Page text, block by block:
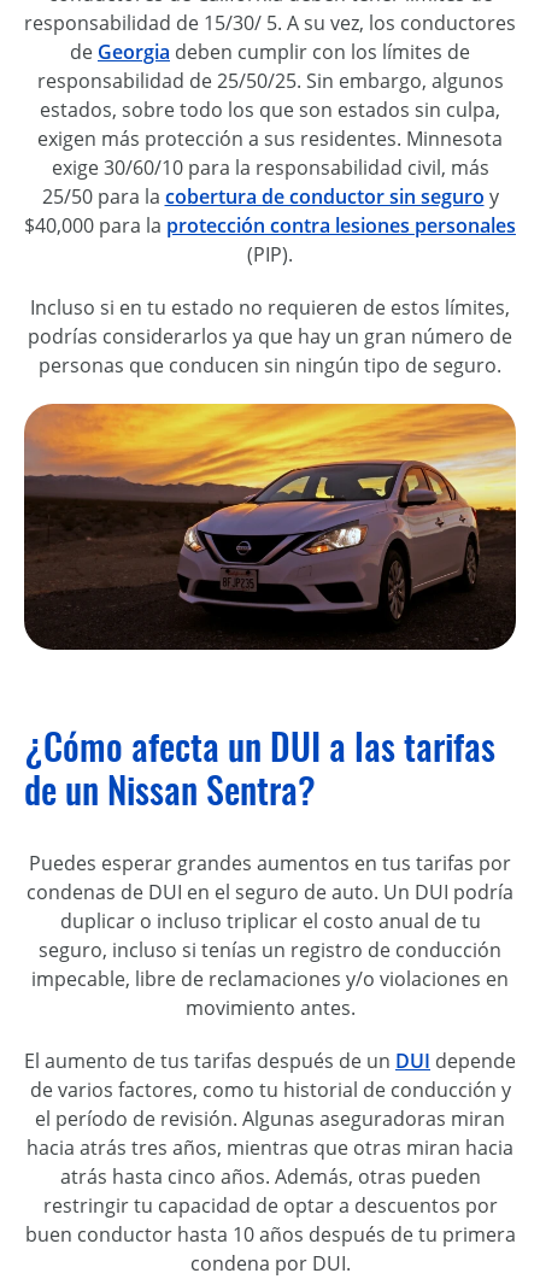
responsabilidad de 15/30/ 5. A su vez, los conductores
de Georgia deben cumplir con los límites de
responsabilidad de 25/50/25. Sin embargo, algunos
estados, sobre todo los que son estados sin culpa,
exigen más protección a sus residentes. Minnesota
exige 30/60/10 para la responsabilidad civil, más
25/50 para la cobertura de conductor sin seguro y
$40,000 para la protección contra lesiones personales
(PIP).
Incluso si en tu estado no requieren de estos límites,
podrías considerarlos ya que hay un gran número de
personas que conducen sin ningún tipo de seguro.
¿Cómo afecta un DUI a las tarifas
de un Nissan Sentra?
Puedes esperar grandes aumentos en tus tarifas por
condenas de DUI en el seguro de auto. Un DUI podría
duplicar o incluso triplicar el costo anual de tu
seguro, incluso si tenías un registro de conducción
impecable, libre de reclamaciones y/o violaciones en
movimiento antes.
El aumento de tus tarifas después de un DUI depende
de varios factores, como tu historial de conducción y
el período de revisión. Algunas aseguradoras miran
hacia atrás tres años, mientras que otras miran hacia
atrás hasta cinco años. Además, otras pueden
restringir tu capacidad de optar a descuentos por
buen conductor hasta 10 años después de tu primera
condena por DUI.